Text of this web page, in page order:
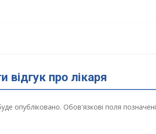
відгук про лікаря
опубліковано. Обов'язкові поля